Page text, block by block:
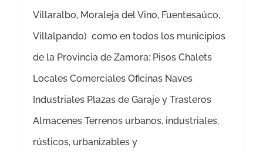
Villaralbo, Moraleja del Vino, Fuentesaúco,
Villalpando) como en todos los municipios
de la Provincia de Zamora: Pisos Chalets
Locales Comerciales Oficinas Naves
Industriales Plazas de Garaje y Trasteros
Almacenes Terrenos urbanos, industriales,
rústicos, urbanizables y